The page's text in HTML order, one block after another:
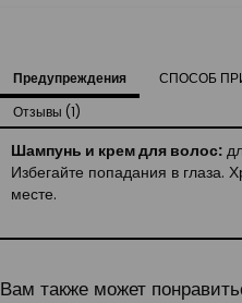
Предупреждения СПОСОБ
Отзывы (1)
Шампунь и крем для волос:
Избегайте попадания в глаза.
месте.
Вам также может